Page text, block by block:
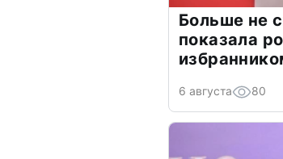
Больше не
показала
6 августа 80